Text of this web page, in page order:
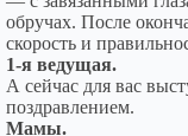
обручах. После
скорость и
1-я ведущая.
А сейчас для вас
поздравлением.
Мамы.